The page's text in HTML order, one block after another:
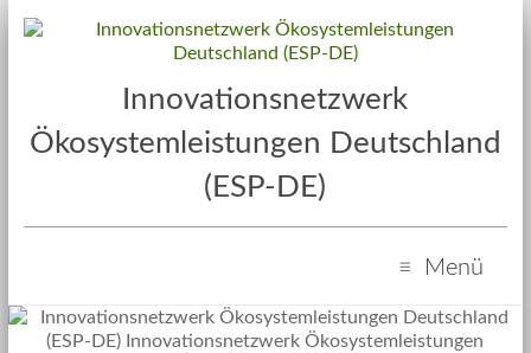
Innovationsnetzwerk
Ökosystemleistungen Deutschland
(ESP-DE)
Menü